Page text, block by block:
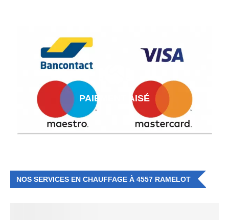
PAIEMENT AISÉ
NOS SERVICES EN CHAUFFAGE À 4557 RAMELOT